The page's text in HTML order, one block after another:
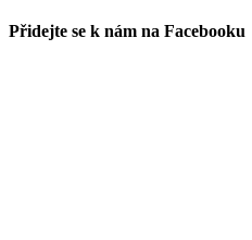
Přidejte se k nám na Facebooku